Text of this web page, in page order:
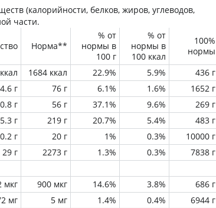
(калорийности, белков, жиров, углеводов,
части.
Норма**
% от
нормы в
100 г
% от
нормы в
100 ккал
100%
нормы
1684 ккал 22.9% 5.9%
436 г
4.6 г 76 г 6.1% 1.6%
1652 г
г 56 г 37.1% 9.6%
269 г
г 219 г 20.7% 5.4%
483 г
0.2 г 20 г 1% 0.3%
10000 г
29 г 2273 г 1.3% 0.3% 7838 г
мкг 900 мкг 14.6% 3.8%
686 г
мг 5 мг 1.4% 0.4%
6944 г